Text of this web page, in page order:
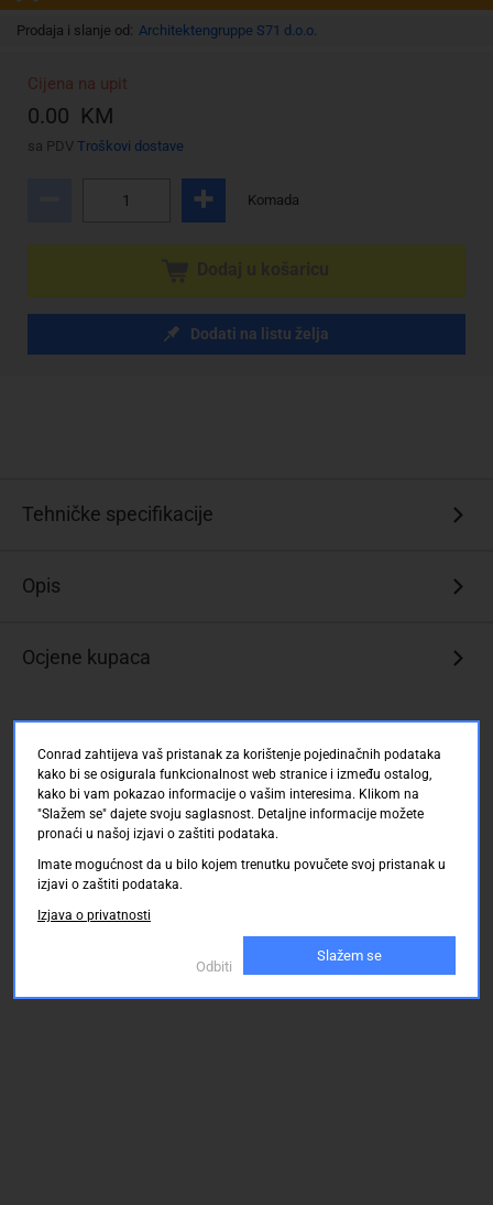
Prodaja i slanje od: Architektengruppe S71 d.o.o.
Cijena na upit
0.00 KM
sa PDV Troškovi dostave
Komada
Dodati na listu želja
Tehničke specifikacije
Opis
Ocjene kupaca
Conrad zahtijeva vaš pristanak za korištenje pojedinačnih podataka
kako bi se osigurala funkcionalnost web stranice i između ostalog,
kako bi vam pokazao informacije o vašim interesima. Klikom na
"Slažem se" dajete svoju saglasnost. Detaljne informacije možete
pronaći u našoj izjavi o zaštiti podataka.
Imate mogućnost da u bilo kojem trenutku povučete svoj pristanak u
izjavi o zaštiti podataka.
Izjava o privatnosti
Odbiti
Slažem se